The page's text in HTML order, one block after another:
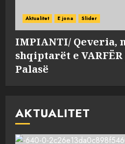
Aktualitet E jona Slider
IMPIANTI/ Qeveria,
shqiptarët e
Palasë
AKTUALITET